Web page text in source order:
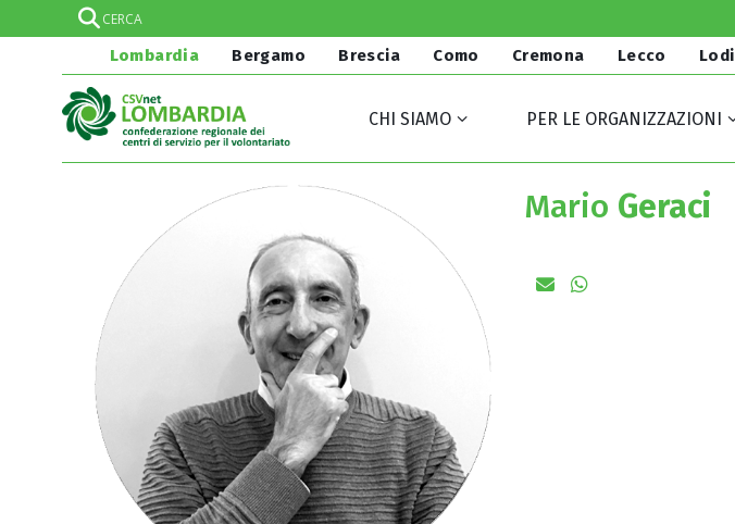
Lombardia Bergamo Brescia Como Cremona Lecco Lodi
CHI SIAMO PER LE ORGANIZZAZIONI
Mario Geraci